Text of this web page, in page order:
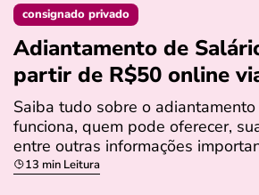
consignado privado
Adiantamento de
partir de R$50 online
Saiba tudo sobre o
funciona, quem pode oferecer,
entre outras informações
13 min Leitura